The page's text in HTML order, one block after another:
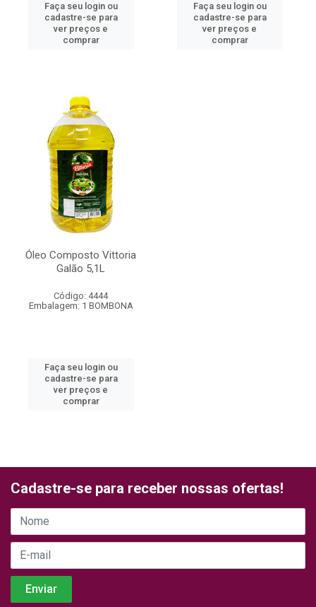
Faça seu login ou
cadastre-se para
ver preços e
comprar
Faça seu login ou
cadastre-se para
ver preços e
comprar
Óleo Composto Vittoria
Galão 5,1L
Código: 4444
Embalagem: 1 BOMBONA
Faça seu login ou
cadastre-se para
ver preços e
comprar
Cadastre-se para receber nossas ofertas!